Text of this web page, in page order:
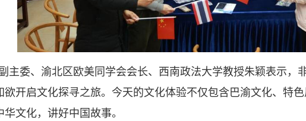
主委、渝北区欧美同学会会长、西南政法大学教授朱颖表示
欲开启文化探寻之旅。今天的文化体验不仅包含巴渝文化、特
文化，讲好中国故事。